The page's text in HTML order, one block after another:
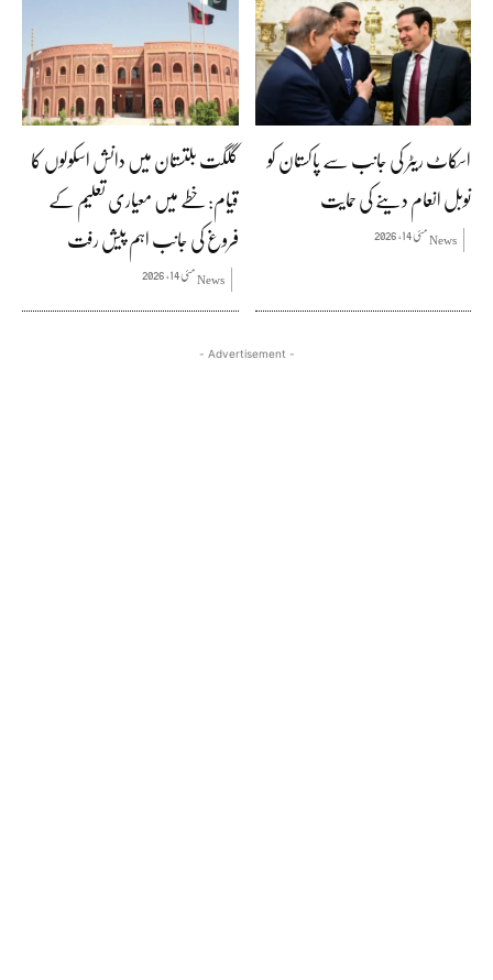
اسکاٹ ریٹر کی جانب سے پاکستان کو
نوبل انعام دینے کی حمایت
Newsمئی 14, 2026
گلگت بلتستان میں دانش اسکولوں کا
قیام: خطے میں معیاری تعلیم کے
فروغ کی جانب اہم پیش رفت
Newsمئی 14, 2026
- Advertisement -